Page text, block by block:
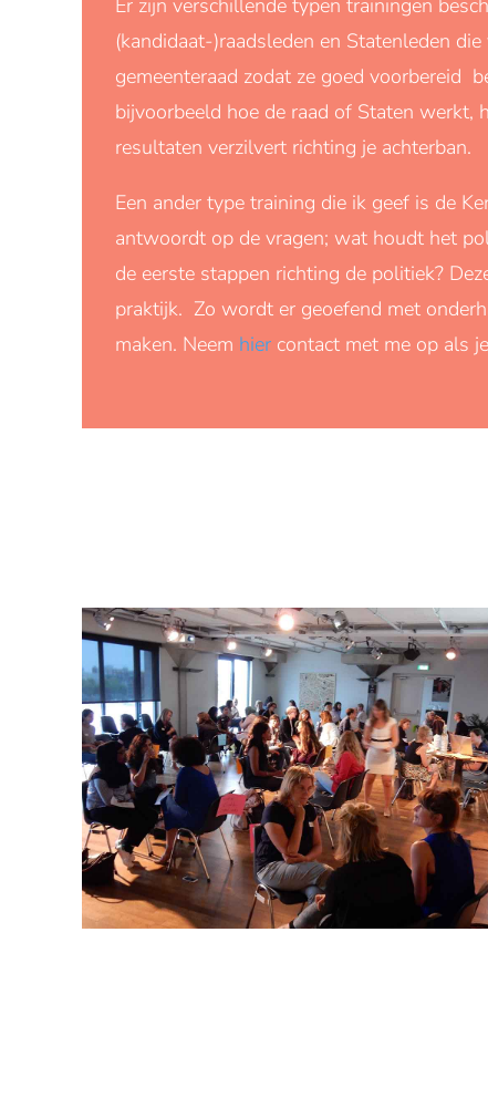
Er zijn verschillende typen trainingen
(kandidaat-)raadsleden en Statenleden
gemeenteraad zodat ze goed voorbereid
bijvoorbeeld hoe de raad of Staten werkt,
resultaten verzilvert richting je achterban.
Een ander type training die ik geef is de
antwoordt op de vragen; wat houdt het
de eerste stappen richting de politiek?
praktijk. Zo wordt er geoefend met
maken. Neem hiercontact met me op als